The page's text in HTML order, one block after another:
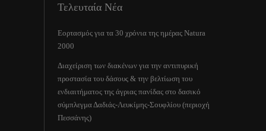
Τελευταία Νέα
Εορτασμός για τα 30 χρόνια της ημέρας Natura
2000
Διαχείριση των διακένων για την αντιπυρική
προστασία του δάσους & την βελτίωση του
ενδιαιτήματος της άγριας πανίδας στο δασικό
σύμπλεγμα Δαδιάς-Λευκίμης-Σουφλίου (περιοχή
Πεσσάνης)